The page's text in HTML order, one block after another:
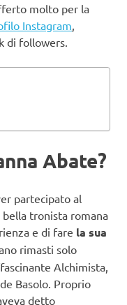
molto per la
Instagram
di followers.
Abate?
partecipato al
tronista romana
e di fare la sua
rimasti solo
Alchimista,
Basolo. Proprio
detto